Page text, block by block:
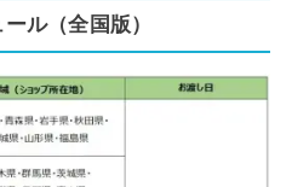
ル（全国版）